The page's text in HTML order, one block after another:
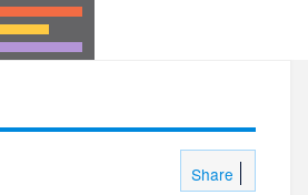
Share